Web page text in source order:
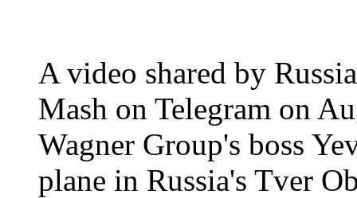
A video shared by
Mash on Telegram on
Wagner Group's boss
plane in Russia's Tver